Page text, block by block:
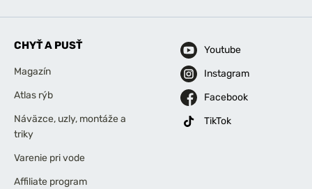
CHYŤ A PUSŤ
Magazín
Atlas rýb
Náväzce, uzly, montáže a
triky
Varenie pri vode
Affiliate program
Youtube
Instagram
Facebook
TikTok